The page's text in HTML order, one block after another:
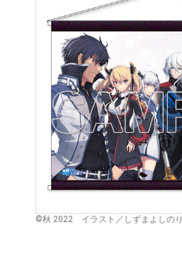
©︎秋 2022 イラスト／しずまよしのり